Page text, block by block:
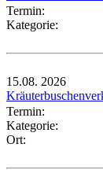
Termin:
Kategorie:
15.08. 2026
Termin:
Kategorie:
Ort: